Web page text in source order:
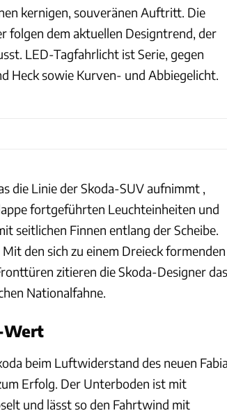
kernigen, souveränen Auftritt. Die
folgen dem aktuellen Designtrend, der
LED-Tagfahrlicht ist Serie, gegen
Heck sowie Kurven- und Abbiegelicht.
die Linie der Skoda-SUV aufnimmt ,
fortgeführten Leuchteinheiten und
seitlichen Finnen entlang der Scheibe.
den sich zu einem Dreieck formenden
zitieren die Skoda-Designer das
Nationalfahne.
Wert
beim Luftwiderstand des neuen Fabia.
Erfolg. Der Unterboden ist mit
und lässt so den Fahrtwind mit